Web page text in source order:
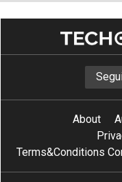
About
Terms&Conditions